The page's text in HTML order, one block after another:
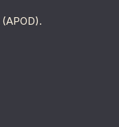
(APOD).